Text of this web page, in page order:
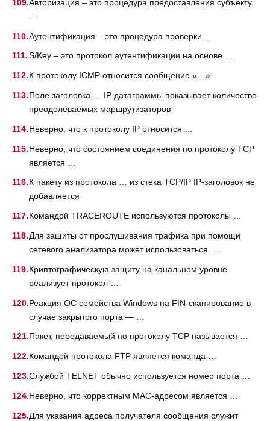
Авторизация – это процедура предоставления субъекту
Аутентификация – это процедура проверки…
S/Key – это протокол аутентификации на основе …
К протоколу ICMP относится сообщение «…»
Поле заголовка … IP датаграммы показывает количество
преодолеваемых маршрутизаторов
Неверно, что к протоколу IP относится …
Неверно, что состоянием соединения по протоколу ТСР
является …
К пакету из протокола … из стека ТСР/IP IP-заголовок не
добавляется
Командой TRACEROUTE используются протоколы …
Для защиты от прослушивания трафика при помощи
сетевого анализатора может использоваться …
Криптографическую защиту на канальном уровне
реализует протокол …
Реакция ОС семейства Windows на FIN-сканирование в
случае закрытого порта — …
Пакет, передаваемый по протоколу ТСР называется …
Командой протокола FTP является команда …
Службой TELNET обычно используется номер порта …
Неверно, что корректным МАС-адресом является …
Для указания адреса получателя сообщения служит